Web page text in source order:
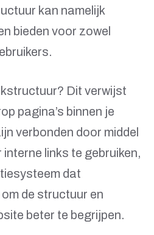
kan namelijk
bieden voor zowel
Dit verwijst
pagina’s binnen je
verbonden door middel
links te gebruiken,
dat
de structuur en
beter te begrijpen.